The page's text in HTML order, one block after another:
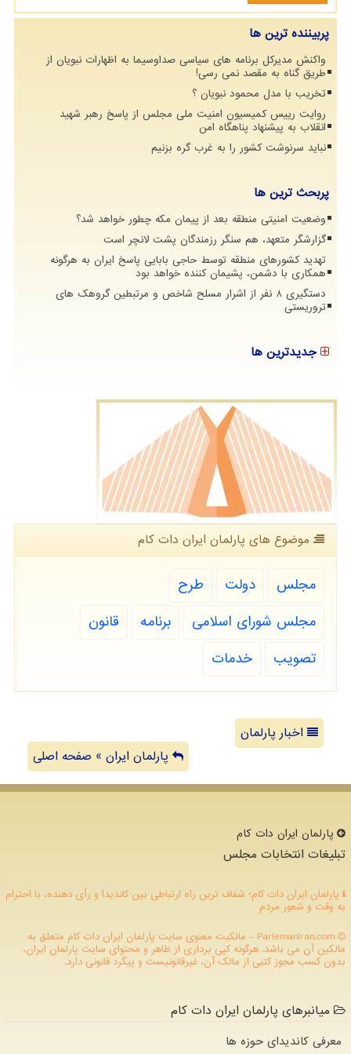
پربیننده ترین ها
واکنش مدیرکل برنامه های سیاسی صداوسیما به اظهارات نبویان از
طریق گناه به مقصد نمی رسی!
تخریب با مدل محمود نبویان ؟
روایت رییس کمیسیون امنیت ملی مجلس از پاسخ رهبر شهید
انقلاب به پیشنهاد پناهگاه امن
نباید سرنوشت کشور را به غرب گره بزنیم
پربحث ترین ها
وضعیت امنیتی منطقه بعد از پیمان مکه چطور خواهد شد؟
گزارشگر متعهد، هم سنگر رزمندگان پشت لانچر است
تهدید کشورهای منطقه توسط حاجی بابایی پاسخ ایران به هرگونه
همکاری با دشمن، پشیمان کننده خواهد بود
دستگیری 8 نفر از اشرار مسلح شاخص و مرتبطین گروهک های
تروریستی
جدیدترین ها
موضوع های پارلمان ایران دات كام
مجلس دولت
طرح
مجلس شورای اسلامی
برنامه
قانون
تصویب
خدمات
اخبار پارلمان
پارلمان ایران » صفحه اصلی
پارلمان ایران دات كام
تبلیغات انتخابات مجلس
پارلمان ایران دات کام؛ شفاف ترین راه ارتباطی بین کاندیدا و رأی دهنده، با احترام
به وقت و شعور مردم
ParlemanIran.com - مالکیت معنوی سایت پارلمان ایران دات كام متعلق به
مالکین آن می باشد. هرگونه کپی برداری از ظاهر و محتوای سایت پارلمان ایران،
بدون کسب مجوز کتبی از مالک آن، غیرقانونیست و پیگرد قانونی دارد.
میانبرهای پارلمان ایران دات کام
معرفی کاندیدای حوزه ها